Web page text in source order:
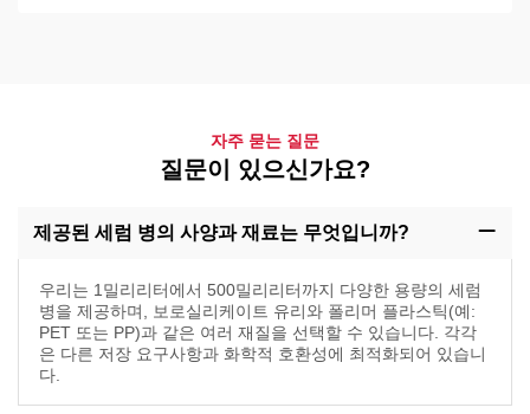
자주 묻는 질문
질문이 있으신가요?
제공된 세럼 병의 사양과 재료는 무엇입니까?
우리는 1밀리리터에서 500밀리리터까지 다양한 용량의 세럼
병을 제공하며, 보로실리케이트 유리와 폴리머 플라스틱(예:
PET 또는 PP)과 같은 여러 재질을 선택할 수 있습니다. 각각
은 다른 저장 요구사항과 화학적 호환성에 최적화되어 있습니
다.